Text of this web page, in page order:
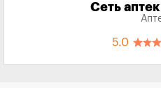
Сеть
5.0